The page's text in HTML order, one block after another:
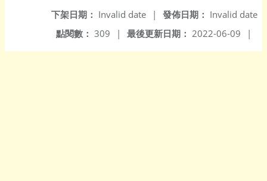
發佈日期： Invalid date
下架日期： Invalid date
|
最後更新日期： 2022-06-09 |
點閱數： 309 |